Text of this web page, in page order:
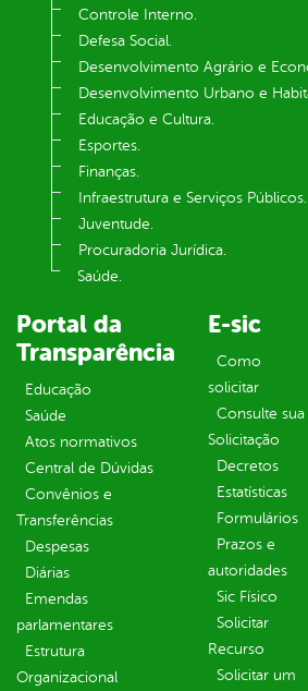
Controle Interno.
Defesa Social.
Desenvolvimento Agrário e
Desenvolvimento Urbano e
Educação e Cultura.
Esportes.
Finanças.
Infraestrutura e Serviços Públicos.
Juventude.
Procuradoria Jurídica.
Saúde.
Portal da
Transparência
Educação
Saúde
Atos normativos
Central de Dúvidas
Convênios e
Transferências
Despesas
Diárias
Emendas
parlamentares
Estrutura
Organizacional
E-sic
Como
solicitar
Consulte sua
Solicitação
Decretos
Estatísticas
Formulários
Prazos e
autoridades
Sic Físico
Solicitar
Recurso
Solicitar um